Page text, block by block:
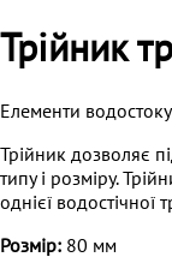
Трійник
Елементи
Трійник дозволяє
типу і розміру.
однієї водостічної
Розмір: 80 мм